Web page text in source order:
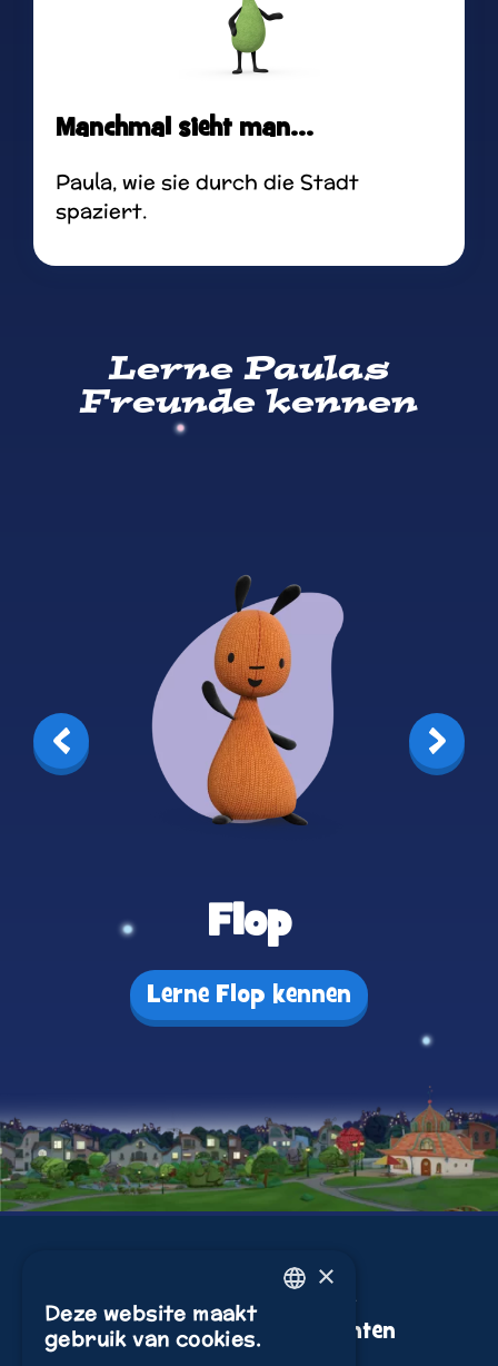
Manchmal sieht man...
Paula, wie sie durch die Stadt
spaziert.
Lerne Paulas
Freunde kennen
Flop
Lerne Flop kennen
Kijken
Spelen
Nieuws &
Evenementen
×
Deze website maakt
gebruik van cookies.